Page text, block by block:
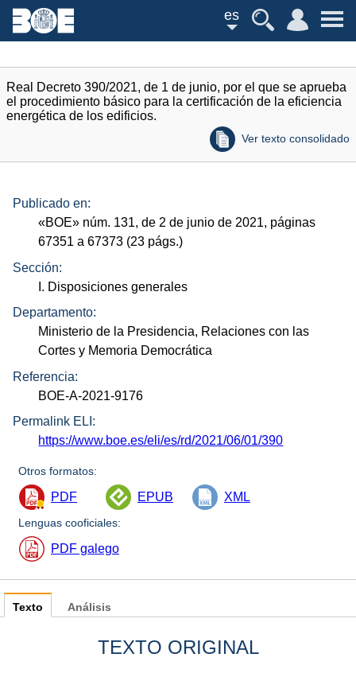
es
Real Decreto 390/2021, de 1 de junio, por el que se aprueba
el procedimiento básico para la certificación de la eficiencia
energética de los edificios.
Ver texto consolidado
Publicado en:
«BOE» núm. 131, de 2 de junio de 2021, páginas
67351 a 67373 (23 págs.)
Sección:
I. Disposiciones generales
Departamento:
Ministerio de la Presidencia, Relaciones con las
Cortes y Memoria Democrática
Referencia:
BOE-A-2021-9176
Permalink ELI:
https://www.boe.es/eli/es/rd/2021/06/01/390
Otros formatos:
PDF EPUB XML
Lenguas cooficiales:
PDF galego
Texto
TEXTO ORIGINAL
Análisis